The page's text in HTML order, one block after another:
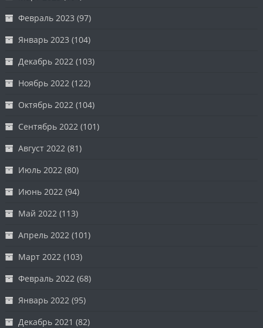
Февраль 2023 (97)
Январь 2023 (104)
Декабрь 2022 (103)
Ноябрь 2022 (122)
Октябрь 2022 (104)
Сентябрь 2022 (101)
Август 2022 (81)
Июль 2022 (80)
Июнь 2022 (94)
Май 2022 (113)
Апрель 2022 (101)
Март 2022 (103)
Февраль 2022 (68)
Январь 2022 (95)
Декабрь 2021 (82)